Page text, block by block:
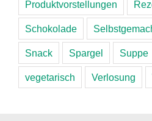
Produktvorstellungen
Schokolade
Snack Spargel Suppe
vegetarisch Verlosung